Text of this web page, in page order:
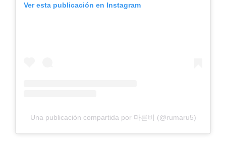
Ver esta publicación en Instagram
Una publicación compartida por 마른비 (@rumaru5)